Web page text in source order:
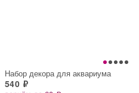
Набор декора для аквариума
540 ₽